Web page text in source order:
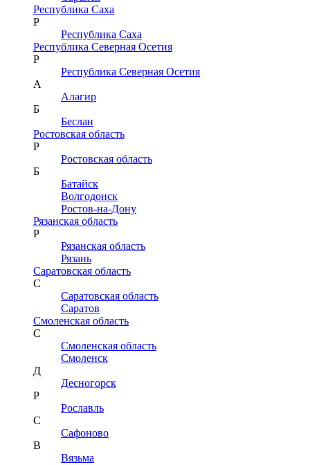
Республика Саха
Р
Республика Саха
Республика Северная Осетия
Р
Республика Северная Осетия
А
Алагир
Б
Беслан
Ростовская область
Р
Ростовская область
Б
Батайск
Волгодонск
Ростов-на-Дону
Рязанская область
Р
Рязанская область
Рязань
Саратовская область
С
Саратовская область
Саратов
Смоленская область
С
Смоленская область
Смоленск
Д
Десногорск
Р
Рославль
С
Сафоново
В
Вязьма